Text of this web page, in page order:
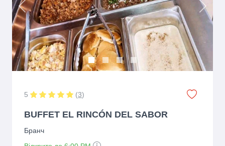
Previous Next
5 (3)
BUFFET EL RINCÓN DEL SABOR
Бранч